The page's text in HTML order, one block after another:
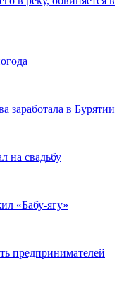
заработала в Бурятии
на свадьбу
«Бабу-ягу»
предпринимателей